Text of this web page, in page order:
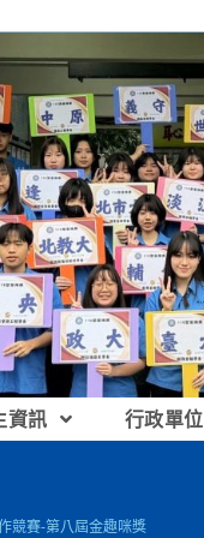
資訊 行政單位
競賽-第八屆金趣咪獎